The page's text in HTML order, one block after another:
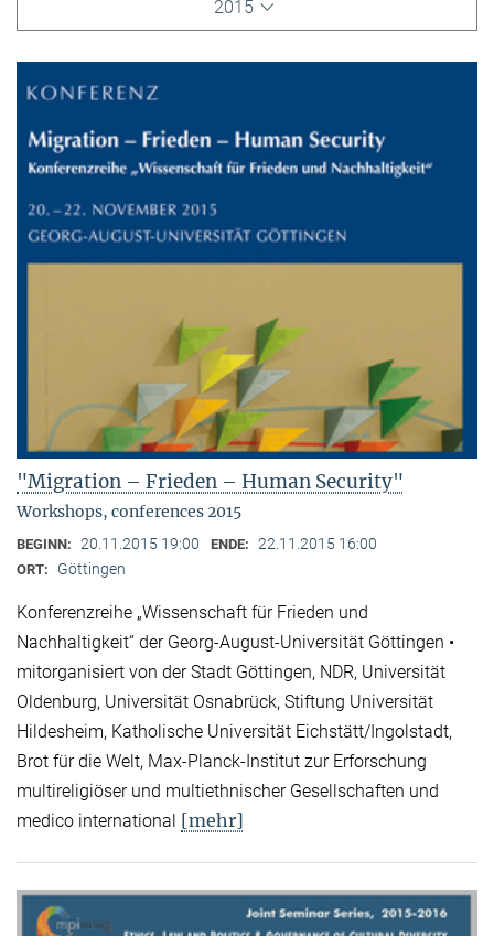
2015
"Migration – Frieden – Human Security"
Workshops, conferences 2015
BEGINN: 20.11.2015 19:00 ENDE: 22.11.2015 16:00
ORT: Göttingen
Konferenzreihe „Wissenschaft für Frieden und
Nachhaltigkeit“ der Georg-August-Universität Göttingen •
mitorganisiert von der Stadt Göttingen, NDR, Universität
Oldenburg, Universität Osnabrück, Stiftung Universität
Hildesheim, Katholische Universität Eichstätt/Ingolstadt,
Brot für die Welt, Max-Planck-Institut zur Erforschung
multireligiöser und multiethnischer Gesellschaften und
medico international [mehr]